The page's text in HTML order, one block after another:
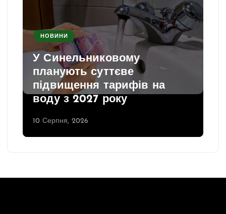
и
с
і
в
НОВИНИ
У Синельниковому
планують суттєве
підвищення тарифів на
воду з 2027 року
10 Серпня, 2026